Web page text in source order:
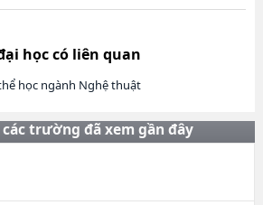
học có liên quan
học ngành Nghệ thuật
các trường đã xem gần đây